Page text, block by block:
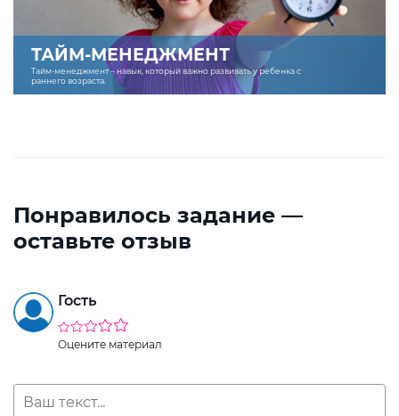
ТАЙМ-МЕНЕДЖМЕНТ
Тайм-менеджмент – навык, который важно развивать у ребенка с
раннего возраста.
Понравилось задание —
оставьте отзыв
Гость
Оцените материал